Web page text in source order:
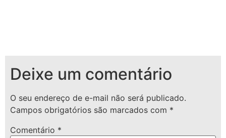
Deixe um comentário
O seu endereço de e-mail não será publicado.
Campos obrigatórios são marcados com *
Comentário *